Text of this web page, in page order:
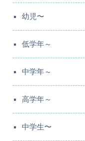
幼児〜
低学年～
中学年～
高学年～
中学生〜